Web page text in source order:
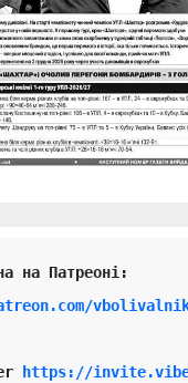
https://